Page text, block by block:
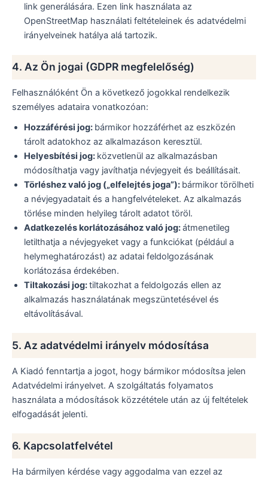
link generálására. Ezen link használata az
OpenStreetMap használati feltételeinek és adatvédelmi
irányelveinek hatálya alá tartozik.
4. Az Ön jogai (GDPR megfelelőség)
Felhasználóként Ön a következő jogokkal rendelkezik
személyes adataira vonatkozóan:
Hozzáférési jog: bármikor hozzáférhet az eszközén
tárolt adatokhoz az alkalmazáson keresztül.
Helyesbítési jog: közvetlenül az alkalmazásban
módosíthatja vagy javíthatja névjegyeit és beállításait.
Törléshez való jog („elfelejtés joga”): bármikor törölheti
a névjegyadatait és a hangfelvételeket. Az alkalmazás
törlése minden helyileg tárolt adatot töröl.
Adatkezelés korlátozásához való jog:átmenetileg
letilthatja a névjegyeket vagy a funkciókat (például a
helymeghatározást) az adatai feldolgozásának
korlátozása érdekében.
Tiltakozási jog:tiltakozhat a feldolgozás ellen az
alkalmazás használatának megszüntetésével és
eltávolításával.
5. Az adatvédelmi irányelv módosítása
A Kiadó fenntartja a jogot, hogy bármikor módosítsa jelen
Adatvédelmi irányelvet. A szolgáltatás folyamatos
használata a módosítások közzététele után az új feltételek
elfogadását jelenti.
6. Kapcsolatfelvétel
Ha bármilyen kérdése vagy aggodalma van ezzel az